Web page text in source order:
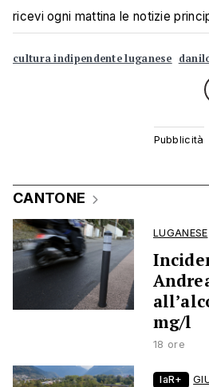
ricevi ogni mattina le notizie
cultura indipendente luganese
CANTONE
LUGANESE
mg/l
18 ore
laR+